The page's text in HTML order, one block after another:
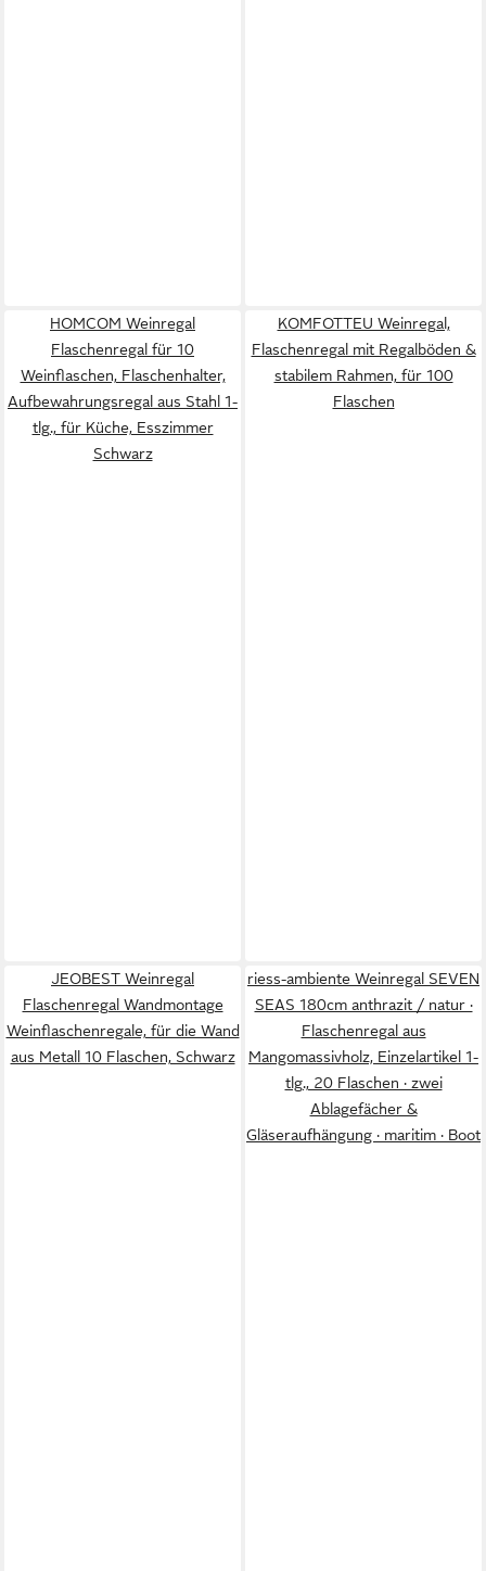
HOMCOM Weinregal
Flaschenregal für 10
Weinflaschen, Flaschenhalter,
Aufbewahrungsregal aus Stahl 1-
tlg., für Küche, Esszimmer
Schwarz
KOMFOTTEU Weinregal,
Flaschenregal mit Regalböden &
stabilem Rahmen, für 100
Flaschen
JEOBEST Weinregal
Flaschenregal Wandmontage
Weinflaschenregale, für die Wand
aus Metall 10 Flaschen, Schwarz
riess-ambiente Weinregal SEVEN
SEAS 180cm anthrazit / natur ·
Flaschenregal aus
Mangomassivholz, Einzelartikel 1-
tlg., 20 Flaschen · zwei
Ablagefächer &
Gläseraufhängung · maritim · Boot